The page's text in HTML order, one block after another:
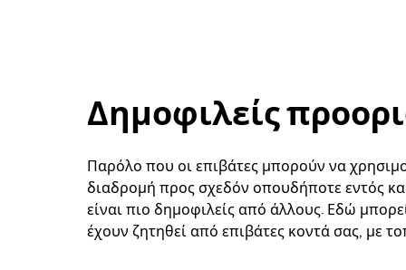
Δημοφιλείς
Παρόλο που οι επιβάτες μπορούν να
διαδρομή προς σχεδόν οπουδήποτε εντός
είναι πιο δημοφιλείς από άλλους. Εδώ
έχουν ζητηθεί από επιβάτες κοντά σας, με